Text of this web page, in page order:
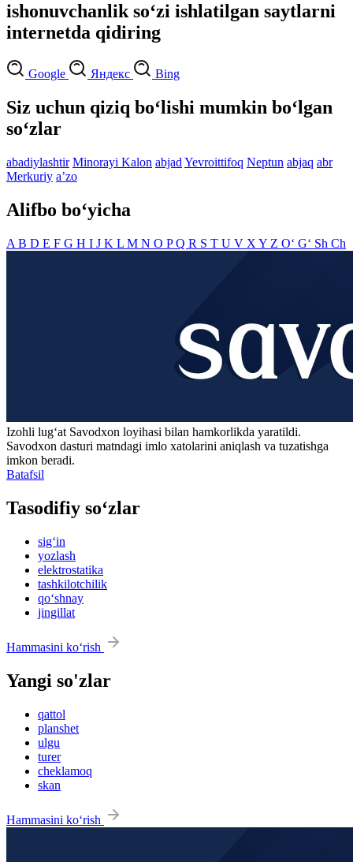
ishonuvchanlik so‘zi ishlatilgan saytlarni
internetda qidiring
Google Яндекс Bing
Siz uchun qiziq bo‘lishi mumkin bo‘lgan
so‘zlar
abadiylashtir Minorayi Kalon abjad Yevroittifoq Neptun abjaq abr
Merkuriy aʼzo
Alifbo bo‘yicha
A B D E F G H I J K L M N O PQ R S T U V X Y Z O‘ G‘ Sh Ch
Izohli lugʻat Savodxon loyihasi bilan hamkorlikda yaratildi.
Savodxon dasturi matndagi imlo xatolarini aniqlash va tuzatishga
imkon beradi.
Batafsil
Tasodifiy so‘zlar
sig‘in
yozlash
elektrostatika
tashkilotchilik
qo‘shnay
jingillat
Hammasini ko‘rish
Yangi so'zlar
qattol
planshet
ulgu
turer
cheklamoq
skan
Hammasini ko‘rish